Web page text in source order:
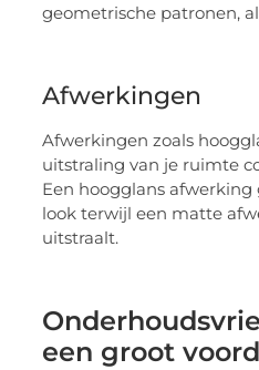
geometrische patronen,
Afwerkingen
Afwerkingen zoals
uitstraling van je ruimte
Een hoogglans
look terwijl een matte
uitstraalt.
een groot